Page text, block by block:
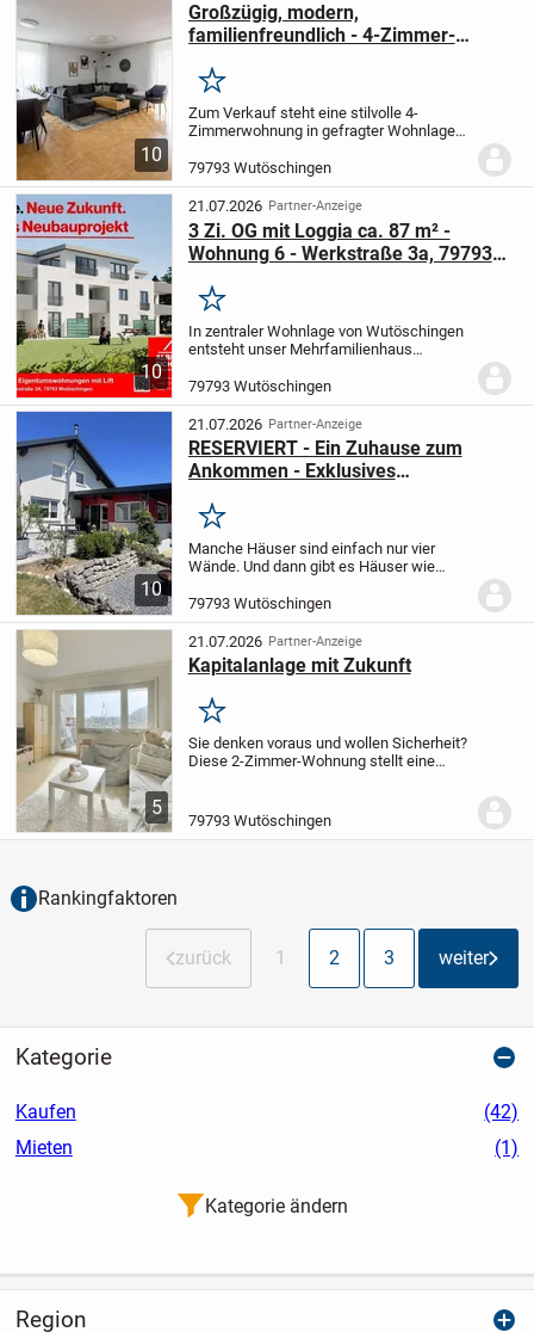
10
Großzügig, modern,
familienfreundlich - 4-Zimmer-
Merken
Zum Verkauf steht eine stilvolle 4-
Zimmerwohnung in gefragter Wohnlage
Familien oder alle, die großzügiges
Wohnen in ruhiger Umgebung
schätzen.Die Wohnung...
79793 Wutöschingen
10
21.07.2026 Partner-Anzeige
3 Zi. OG mit Loggia ca. 87 m² -
Wohnung 6 - Werkstraße 3a, 79793
Merken
In zentraler Wohnlage von Wutöschingen
entsteht unser Mehrfamilienhaus
massiver Kalksandsteinbauweise
errichtet, wird das Haus dem Ruhe- und
Erholungsbedürfni...
79793 Wutöschingen
10
21.07.2026 Partner-Anzeige
RESERVIERT - Ein Zuhause zum
Ankommen - Exklusives
traumhaftem Garten
Merken
Manche Häuser sind einfach nur vier
Wände. Und dann gibt es Häuser wie
entstehen, Kinder unbeschwert im Garten
spielen und man jeden Tag aufs Neue
gerne nach Hause...
79793 Wutöschingen
5
21.07.2026 Partner-Anzeige
Kapitalanlage mit Zukunft
Merken
Sie denken voraus und wollen Sicherheit?
Diese 2-Zimmer-Wohnung stellt eine
solide und langfristige Anlage legen. Die...
79793 Wutöschingen
Rankingfaktoren
zurück 1 2 3 weiter
Kategorie
Kaufen
(42)
Mieten
(1)
Kategorie ändern
Region